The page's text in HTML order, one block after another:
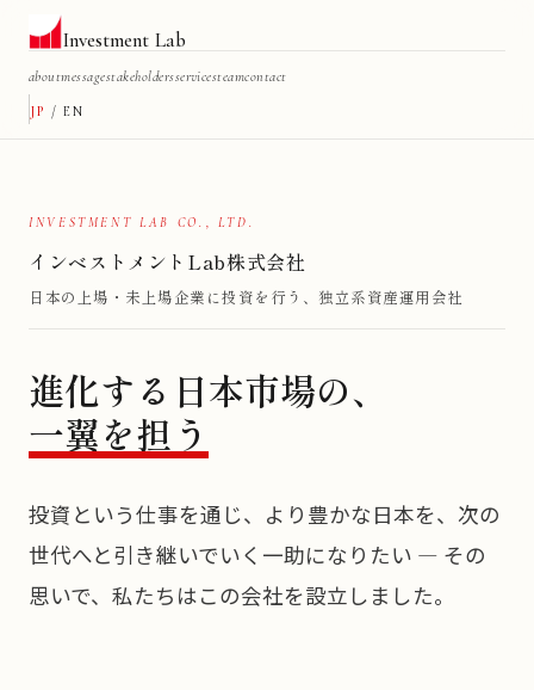
Investment Lab
aboutmessagestakeholdersservicesteamcontact
JP /EN
INVESTMENT LAB CO., LTD.
インベストメントLab株式会社
日本の上場・未上場企業に投資を行う、独立系資産運用会社
進化する日本市場の、
一翼を担う
投資という仕事を通じ、より豊かな日本を、次の
世代へと引き継いでいく一助になりたい — その
思いで、私たちはこの会社を設立しました。